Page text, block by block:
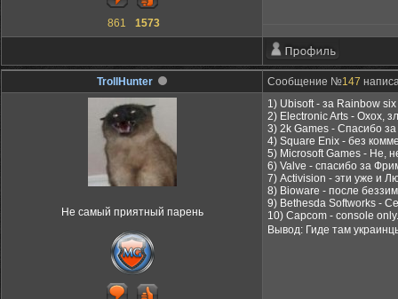
861 1573
TrollHunter Сообщение №147
Не самый приятный парень
1) Ubisoft - за Rainbow
2) Electronic Arts - Охох,
3) 2k Games - Спасибо
4) Square Enix - без
5) Microsoft Games - Не,
6) Valve - спасибо за
7) Activision - эти уже и
8) Bioware - после
9) Bethesda Softworks -
10) Capcom - console
Вывод: Гиде там